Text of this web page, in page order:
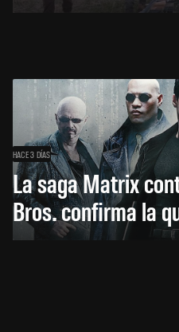
HACE 3 DÍAS
La saga Matrix
Bros. confirma la